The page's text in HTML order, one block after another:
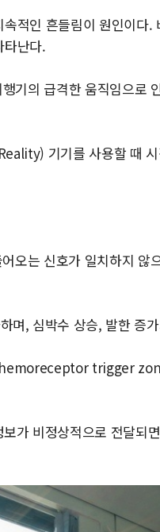
적인 흔들림이 원인이다.
타난다.
기의 급격한 움직임으로
기기를 사용할 때
오는 신호가 일치하지 않
며, 심박수 상승, 발한 증
trigger
가 비정상적으로 전달되